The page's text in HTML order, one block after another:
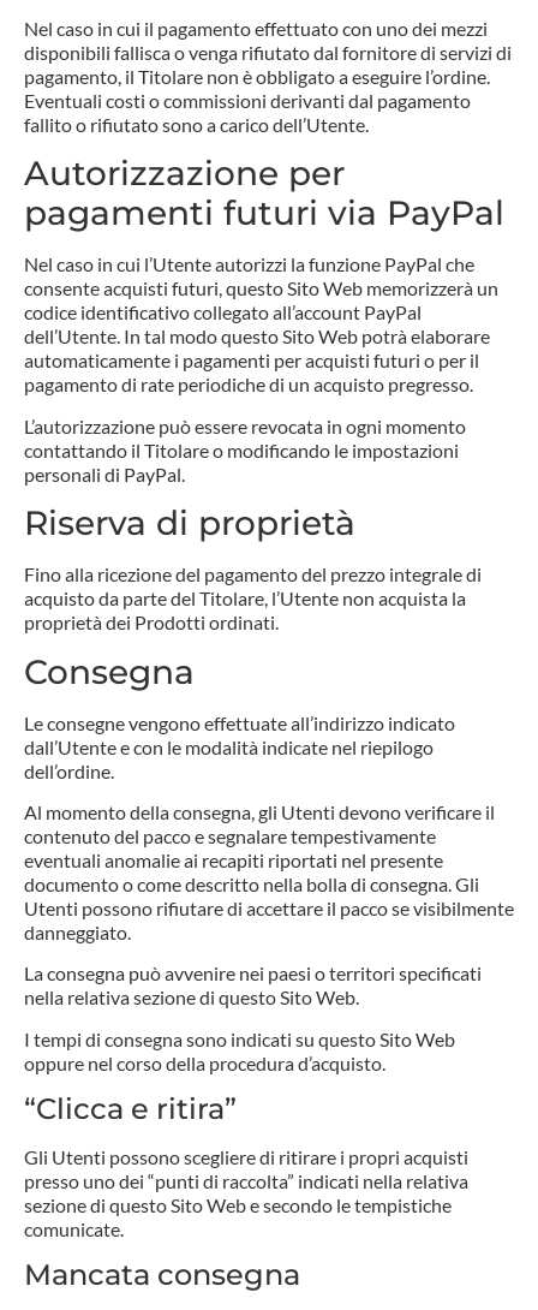
Nel caso in cui il pagamento effettuato con uno dei mezzi
disponibili fallisca o venga rifiutato dal fornitore di servizi di
pagamento, il Titolare non è obbligato a eseguire l’ordine.
Eventuali costi o commissioni derivanti dal pagamento
fallito o rifiutato sono a carico dell’Utente.
Autorizzazione per
pagamenti futuri via PayPal
Nel caso in cui l’Utente autorizzi la funzione PayPal che
consente acquisti futuri, questo Sito Web memorizzerà un
codice identificativo collegato all’account PayPal
dell’Utente. In tal modo questo Sito Web potrà elaborare
automaticamente i pagamenti per acquisti futuri o per il
pagamento di rate periodiche di un acquisto pregresso.
L’autorizzazione può essere revocata in ogni momento
contattando il Titolare o modificando le impostazioni
personali di PayPal.
Riserva di proprietà
Fino alla ricezione del pagamento del prezzo integrale di
acquisto da parte del Titolare, l’Utente non acquista la
proprietà dei Prodotti ordinati.
Consegna
Le consegne vengono effettuate all’indirizzo indicato
dall’Utente e con le modalità indicate nel riepilogo
dell’ordine.
Al momento della consegna, gli Utenti devono verificare il
contenuto del pacco e segnalare tempestivamente
eventuali anomalie ai recapiti riportati nel presente
documento o come descritto nella bolla di consegna. Gli
Utenti possono rifiutare di accettare il pacco se visibilmente
danneggiato.
La consegna può avvenire nei paesi o territori specificati
nella relativa sezione di questo Sito Web.
I tempi di consegna sono indicati su questo Sito Web
oppure nel corso della procedura d’acquisto.
“Clicca e ritira”
Gli Utenti possono scegliere di ritirare i propri acquisti
presso uno dei “punti di raccolta” indicati nella relativa
sezione di questo Sito Web e secondo le tempistiche
comunicate.
Mancata consegna